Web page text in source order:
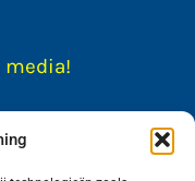
media!